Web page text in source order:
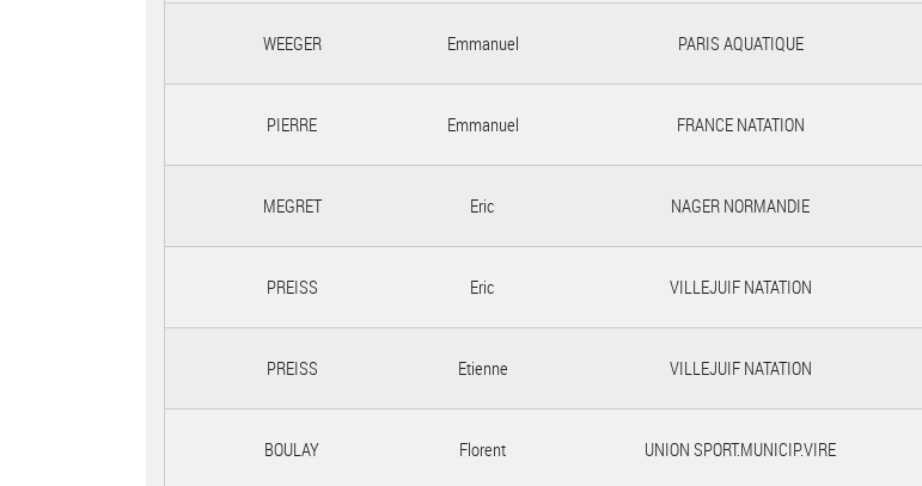
WEEGER Emmanuel PARIS AQUATIQUE
PIERRE Emmanuel FRANCE NATATION
MEGRET Eric NAGER NORMANDIE
PREISS Eric VILLEJUIF NATATION
PREISS Etienne VILLEJUIF NATATION
BOULAY Florent UNION SPORT.MUNICIP.VIRE